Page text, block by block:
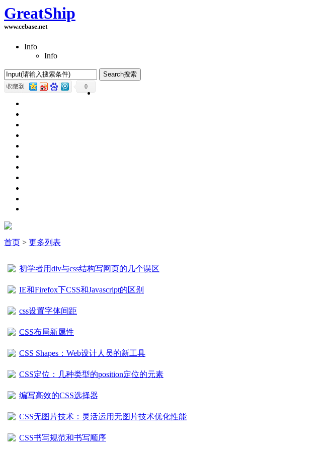
GreatShip
www.cebase.net
Info
Info
0
首页 > 更多列表
初学者用div与css结构写网页的几个误区
IE和Firefox下CSS和Javascript的区别
css设置字体间距
CSS布局新属性
CSS Shapes：Web设计人员的新工具
CSS定位：几种类型的position定位的元素
编写高效的CSS选择器
CSS无图片技术：灵活运用无图片技术优化性能
CSS书写规范和书写顺序